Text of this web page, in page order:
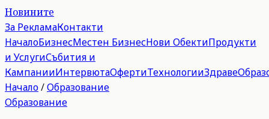
Новините
За РекламаКонтакти
НачалоБизнесМестен БизнесНови ОбектиПродукти
и УслугиСъбития и
КампанииИнтервютаОфертиТехнологииЗдраве
Начало/Образование
Образование